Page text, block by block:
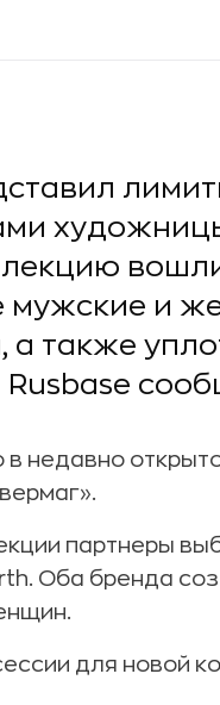
и
а также
Rusbase
недавно
партнеры
Оба бренда
для новой